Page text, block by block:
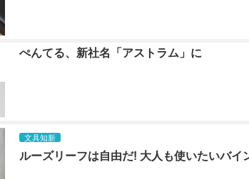
ぺんてる、新社名「アストラム」に
文具知新
ルーズリーフは自由だ! 大人も使いたいバイ